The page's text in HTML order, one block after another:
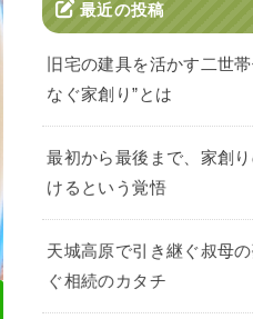
最近の投稿
旧宅の建具を活かす二世
なぐ家創り”とは
最初から最後まで、家創
けるという覚悟
天城高原で引き継ぐ叔母
ぐ相続のカタチ